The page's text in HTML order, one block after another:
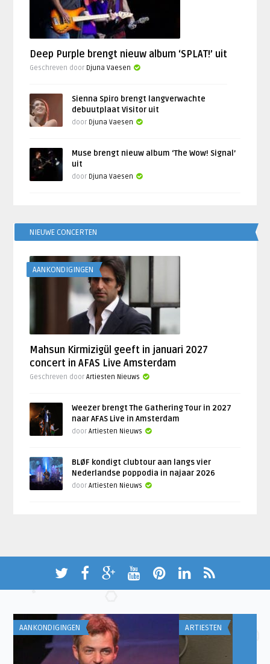
Deep Purple brengt nieuw album ‘SPLAT!’ uit
Geschreven door Djuna Vaesen
Sienna Spiro brengt langverwachte
debuutplaat Visitor uit
door Djuna Vaesen
Muse brengt nieuw album ‘The Wow! Signal’
uit
door Djuna Vaesen
NIEUWE CONCERTEN
AANKONDIGINGEN
Mahsun Kirmizigül geeft in januari 2027
concert in AFAS Live Amsterdam
Geschreven doorArtiesten Nieuws
Weezer brengt The Gathering Tour in 2027
naar AFAS Live in Amsterdam
doorArtiesten Nieuws
BLØF kondigt clubtour aan langs vier
Nederlandse poppodia in najaar 2026
doorArtiesten Nieuws
AANKONDIGINGEN ARTIESTEN